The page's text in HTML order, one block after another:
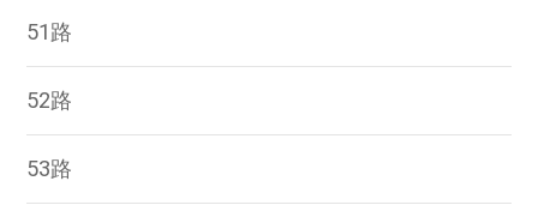
51路
52路
53路